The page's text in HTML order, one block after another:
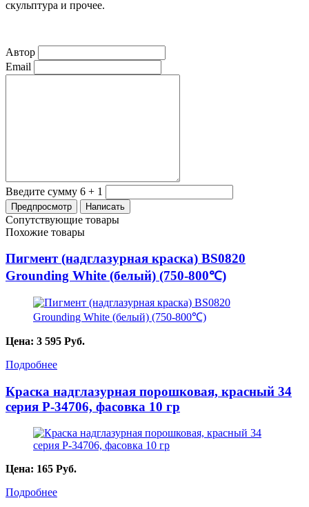
скульптура и прочее.
Автор
Email
Введите сумму 6 + 1
Сопутствующие товары
Похожие товары
Пигмент (надглазурная краска) BS0820
Grounding White (белый) (750-800℃)
Цена: 3 595 Руб.
Подробнее
Краска надглазурная порошковая, красный 34
серия P-34706, фасовка 10 гр
Цена: 165 Руб.
Подробнее